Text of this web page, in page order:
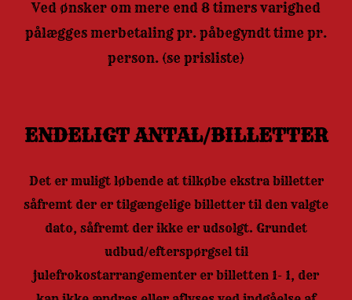
Ved ønsker om mere end 8 timers varighed
pålægges merbetaling pr. påbegyndt time pr.
person. (se prisliste)
ENDELIGT ANTAL/BILLETTER
Det er muligt løbende at tilkøbe ekstra billetter
såfremt der er tilgængelige billetter til den valgte
dato, såfremt der ikke er udsolgt. Grundet
udbud/efterspørgsel til
julefrokostarrangementer er billetten 1- 1, der